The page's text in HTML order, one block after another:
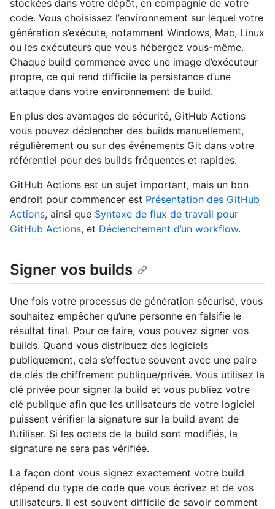
stockées dans votre dépôt, en compagnie de votre
code. Vous choisissez l’environnement sur lequel votre
génération s’exécute, notamment Windows, Mac, Linux
ou les exécuteurs que vous hébergez vous-même.
Chaque build commence avec une image d’exécuteur
propre, ce qui rend difficile la persistance d’une
attaque dans votre environnement de build.
En plus des avantages de sécurité, GitHub Actions
vous pouvez déclencher des builds manuellement,
régulièrement ou sur des événements Git dans votre
référentiel pour des builds fréquentes et rapides.
GitHub Actions est un sujet important, mais un bon
endroit pour commencer est Présentation des GitHub
Actions, ainsi que Syntaxe de flux de travail pour
GitHub Actions, et Déclenchement d’un workflow.
Signer vos builds
Une fois votre processus de génération sécurisé, vous
souhaitez empêcher qu’une personne en falsifie le
résultat final. Pour ce faire, vous pouvez signer vos
builds. Quand vous distribuez des logiciels
publiquement, cela s’effectue souvent avec une paire
de clés de chiffrement publique/privée. Vous utilisez la
clé privée pour signer la build et vous publiez votre
clé publique afin que les utilisateurs de votre logiciel
puissent vérifier la signature sur la build avant de
l’utiliser. Si les octets de la build sont modifiés, la
signature ne sera pas vérifiée.
La façon dont vous signez exactement votre build
dépend du type de code que vous écrivez et de vos
utilisateurs. Il est souvent difficile de savoir comment